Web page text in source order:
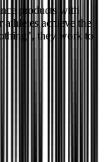
products with
achieve the
they work to